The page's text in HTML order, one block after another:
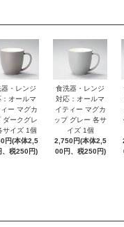
器・レンジ
：オールマ
ー マグカ
ダークグレ
サイズ 1個
円(本体2,5
、税250円)
食洗器・レンジ
対応：オールマ
イティー マグカ
ップ グレー 各サ
イズ 1個
2,750円(本体2,5
00円、税250円)